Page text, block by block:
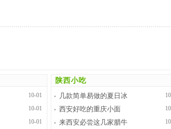
10-01
10-01
10-01
陕西小吃
几款简单易做的夏日冰
西安好吃的重庆小面
来西安必尝这几家腊牛